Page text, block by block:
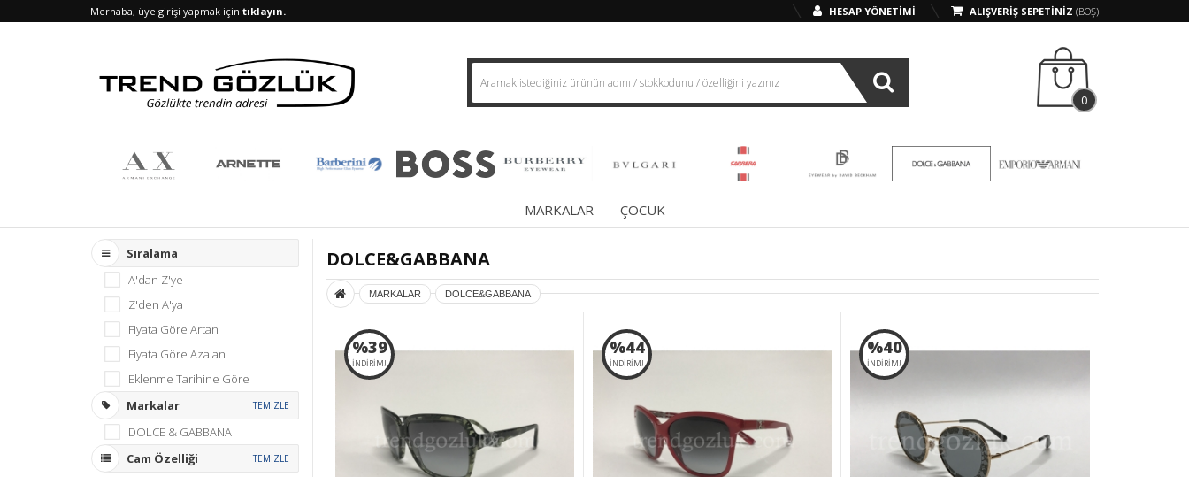
ALIŞVERİŞ SEPETİNİZ (BOŞ)
HESAP YÖNETİMİ
Merhaba, üye girişi yapmak için tıklayın.
0
MARKALAR ÇOCUK
Sıralama
A'dan Z'ye
Z'den A'ya
Fiyata Göre Artan
Fiyata Göre Azalan
Eklenme Tarihine Göre
Markalar
TEMİZLE
DOLCE & GABBANA
Cam Özelliği
TEMİZLE
DOLCE&GABBANA
MARKALAR DOLCE&GABBANA
%39
İNDİRİM!
%44
İNDİRİM!
%40
İNDİRİM!